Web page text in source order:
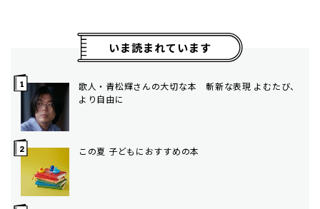
いま読まれています
歌人・青松輝さんの大切な本 斬新な表現 よむたび、
より自由に
この夏 子どもにおすすめの本